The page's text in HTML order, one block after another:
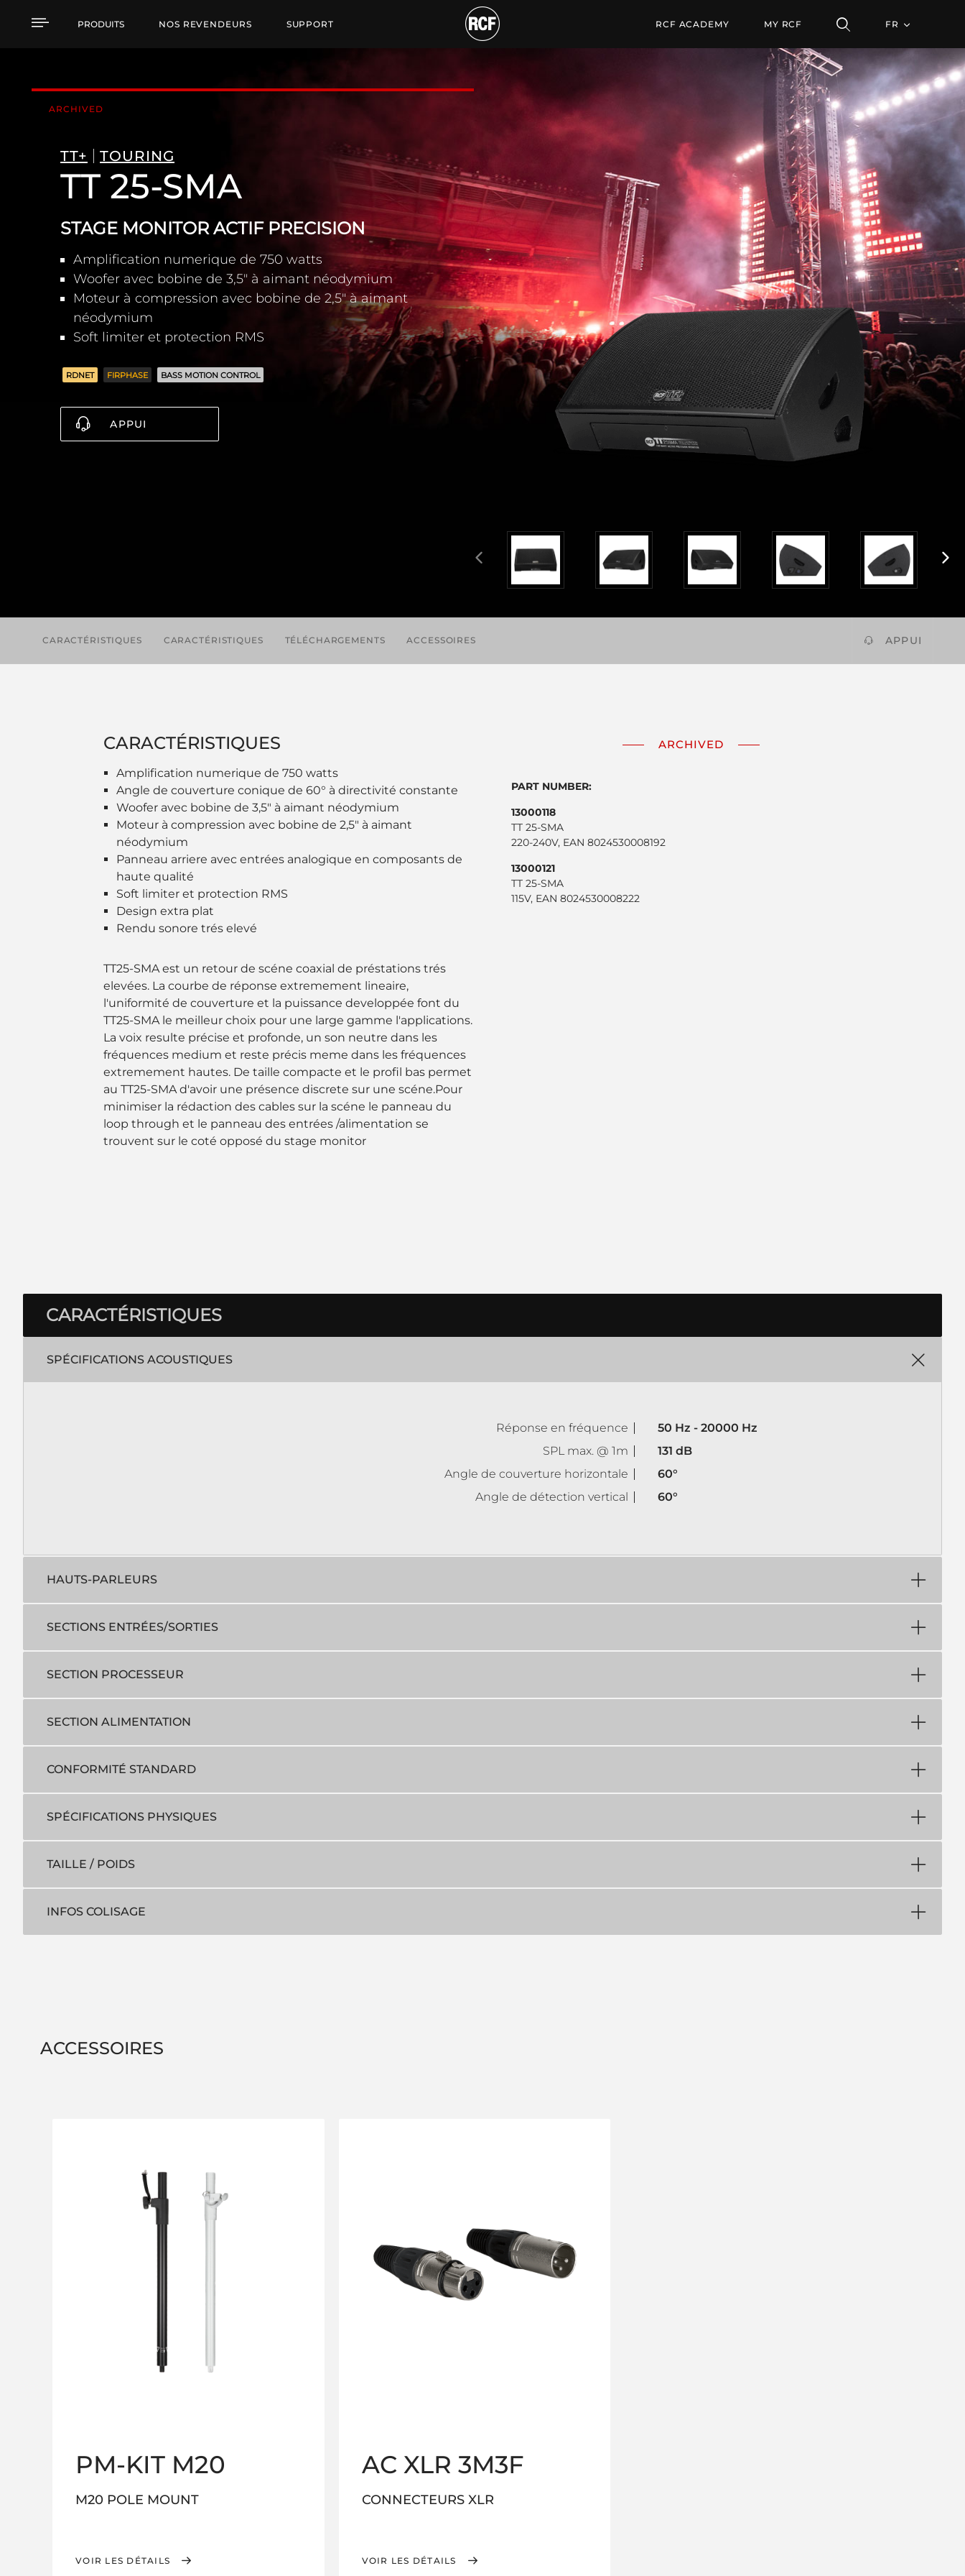
TT 25-SMA STAGE MONITOR ACTIF PRECISION
PRODUITS NOS REVENDEURS SUPPORT RCF ACADEMY MY RCF FR
ARCHIVED
TT+ TOURING
TT 25-SMA
STAGE MONITOR ACTIF PRECISION
Amplification numerique de 750 watts
Woofer avec bobine de 3,5" à aimant néodymium
Moteur à compression avec bobine de 2,5" à aimant
néodymium
Soft limiter et protection RMS
RDNET FIRPHASE BASS MOTION CONTROL
APPUI
CARACTÉRISTIQUES CARACTÉRISTIQUES TÉLÉCHARGEMENTS ACCESSOIRES APPUI
CARACTÉRISTIQUES
Amplification numerique de 750 watts
Angle de couverture conique de 60° à directivité constante
Woofer avec bobine de 3,5" à aimant néodymium
Moteur à compression avec bobine de 2,5" à aimant
néodymium
Panneau arriere avec entrées analogique en composants de
haute qualité
Soft limiter et protection RMS
Design extra plat
Rendu sonore trés elevé
TT25-SMA est un retour de scéne coaxial de préstations trés
elevées. La courbe de réponse extremement lineaire,
l'uniformité de couverture et la puissance developpée font du
TT25-SMA le meilleur choix pour une large gamme l'applications.
La voix resulte précise et profonde, un son neutre dans les
fréquences medium et reste précis meme dans les fréquences
extremement hautes. De taille compacte et le profil bas permet
au TT25-SMA d'avoir une présence discrete sur une scéne.Pour
minimiser la rédaction des cables sur la scéne le panneau du
loop through et le panneau des entrées /alimentation se
trouvent sur le coté opposé du stage monitor
ARCHIVED
PART NUMBER:
13000118
TT 25-SMA
220-240V, EAN 8024530008192
13000121
TT 25-SMA
115V, EAN 8024530008222
CARACTÉRISTIQUES
SPÉCIFICATIONS ACOUSTIQUES
Réponse en fréquence
50 Hz - 20000 Hz
SPL max. @ 1m
131 dB
Angle de couverture horizontale
60°
Angle de détection vertical
60°
HAUTS-PARLEURS
SECTIONS ENTRÉES/SORTIES
SECTION PROCESSEUR
SECTION ALIMENTATION
CONFORMITÉ STANDARD
SPÉCIFICATIONS PHYSIQUES
TAILLE / POIDS
INFOS COLISAGE
ACCESSOIRES
PM-KIT M20
M20 POLE MOUNT
VOIR LES DÉTAILS
AC XLR 3M3F
CONNECTEURS XLR
VOIR LES DÉTAILS